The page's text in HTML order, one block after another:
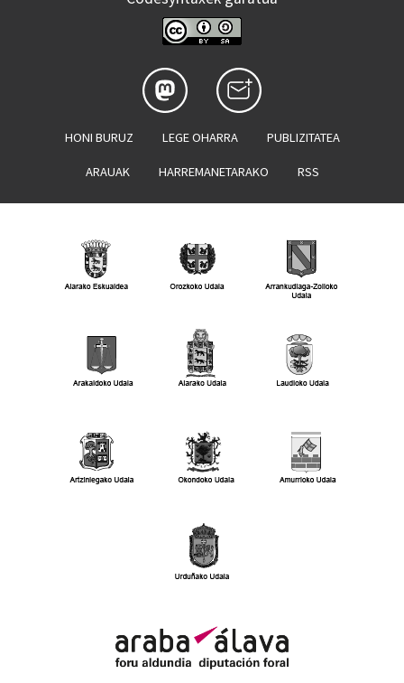
HONI BURUZ LEGE OHARRA PUBLIZITATEA
ARAUAK HARREMANETARAKO RSS